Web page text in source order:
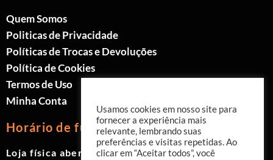
Quem Somos
Politicas de Privacidade
Políticas de Trocas e Devoluções
Política de Cookies
Termos de Uso
Minha Conta
Horário de funcionamento
Loja física aberta de Segunda à Sábado.
Usamos cookies em nosso site para
fornecer a experiência mais
relevante, lembrando suas
preferências e visitas repetidas. Ao
clicar em “Aceitar todos”, você